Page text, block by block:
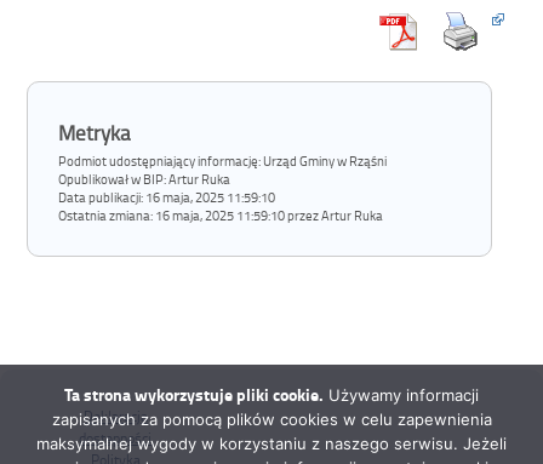
Metryka
Podmiot udostępniający informację: Urząd Gminy w Rząśni
Opublikował w BIP:Artur Ruka
Data publikacji: 16 maja, 2025 11:59:10
Ostatnia zmiana: 16 maja, 2025 11:59:10 przez Artur Ruka
Deklaracja
dostępności
Polityka
Ta strona wykorzystuje pliki cookie. Używamy informacji
zapisanych za pomocą plików cookies w celu zapewnienia
maksymalnej wygody w korzystaniu z naszego serwisu. Jeżeli